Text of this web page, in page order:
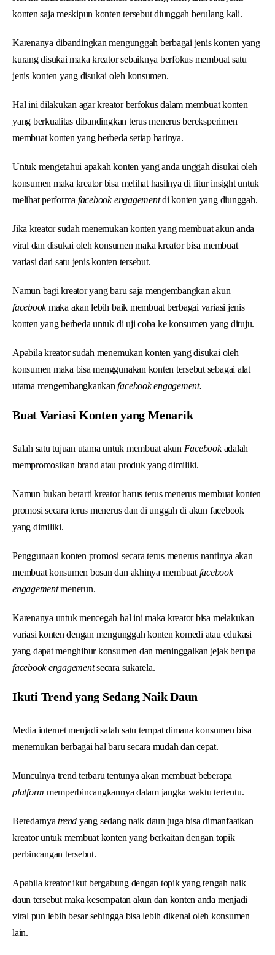
konten saja meskipun konten tersebut diunggah berulang kali.
Karenanya dibandingkan mengunggah berbagai jenis konten yang
kurang disukai maka kreator sebaiknya berfokus membuat satu
jenis konten yang disukai oleh konsumen.
Hal ini dilakukan agar kreator berfokus dalam membuat konten
yang berkualitas dibandingkan terus menerus bereksperimen
membuat konten yang berbeda setiap harinya.
Untuk mengetahui apakah konten yang anda unggah disukai oleh
konsumen maka kreator bisa melihat hasilnya di fitur insight untuk
melihat performa facebook engagementdi konten yang diunggah.
Jika kreator sudah menemukan konten yang membuat akun anda
viral dan disukai oleh konsumen maka kreator bisa membuat
variasi dari satu jenis konten tersebut.
Namun bagi kreator yang baru saja mengembangkan akun
facebookmaka akan lebih baik membuat berbagai variasi jenis
konten yang berbeda untuk di uji coba ke konsumen yang dituju.
Apabila kreator sudah menemukan konten yang disukai oleh
konsumen maka bisa menggunakan konten tersebut sebagai alat
utama mengembangkankanfacebook engagement.
Buat Variasi Konten yang Menarik
Salah satu tujuan utama untuk membuat akun Facebookadalah
mempromosikan brand atau produk yang dimiliki.
Namun bukan berarti kreator harus terus menerus membuat konten
promosi secara terus menerus dan di unggah di akun facebook
yang dimiliki.
Penggunaan konten promosi secara terus menerus nantinya akan
membuat konsumen bosan dan akhinya membuat facebook
engagementmenerun.
Karenanya untuk mencegah hal ini maka kreator bisa melakukan
variasi konten dengan mengunggah konten komedi atau edukasi
yang dapat menghibur konsumen dan meninggalkan jejak berupa
facebook engagementsecara sukarela.
Ikuti Trend yang Sedang Naik Daun
Media internet menjadi salah satu tempat dimana konsumen bisa
menemukan berbagai hal baru secara mudah dan cepat.
Munculnya trend terbaru tentunya akan membuat beberapa
platform memperbincangkannya dalam jangka waktu tertentu.
Beredarnyatrend yang sedang naik daun juga bisa dimanfaatkan
kreator untuk membuat konten yang berkaitan dengan topik
perbincangan tersebut.
Apabila kreator ikut bergabung dengan topik yang tengah naik
daun tersebut maka kesempatan akun dan konten anda menjadi
viral pun lebih besar sehingga bisa lebih dikenal oleh konsumen
lain.